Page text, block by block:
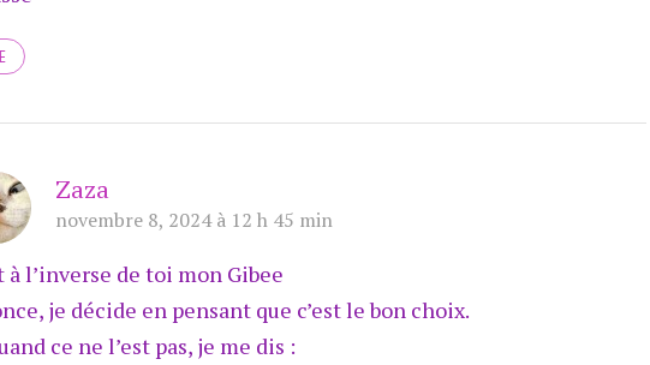
Zaza
novembre 8, 2024 à 12 h 45 min
à l’inverse de toi mon Gibee
je décide en pensant que c’est le bon choix.
ce ne l’est pas, je me dis :